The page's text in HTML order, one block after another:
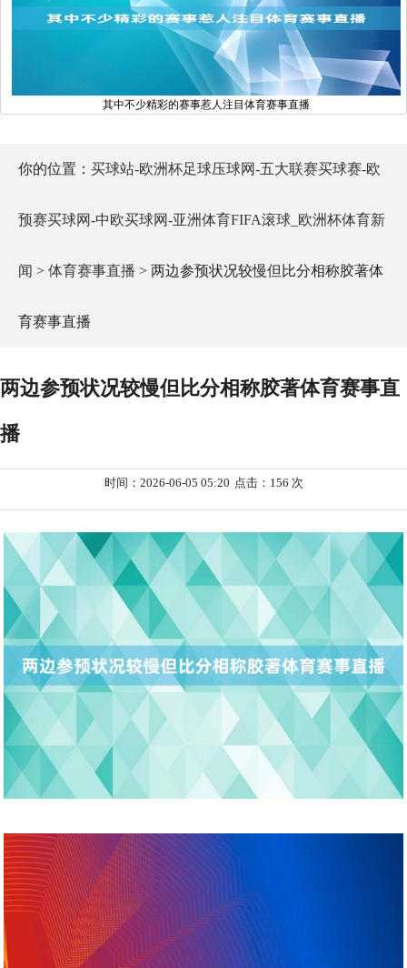
其中不少精彩的赛事惹人注目体育赛事直播
你的位置： 买球站-欧洲杯足球压球网-五大联赛买球赛-欧
预赛买球网-中欧买球网-亚洲体育FIFA滚球_欧洲杯体育新
闻 > 体育赛事直播 > 两边参预状况较慢但比分相称胶著体
育赛事直播
两边参预状况较慢但比分相称胶著体育赛事直
播
时间：2026-06-05 05:20 点击：156 次